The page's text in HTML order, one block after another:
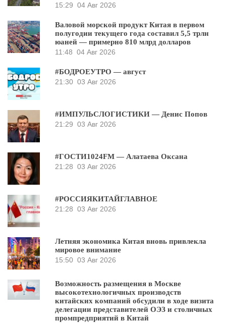
15:29 04 Авг 2026
Валовой морской продукт Китая в первом
полугодии текущего года составил 5,5 трлн
юаней — примерно 810 млрд долларов
11:48 04 Авг 2026
#БОДРОЕУТРО — август
21:30 03 Авг 2026
#ИМПУЛЬСЛОГИСТИКИ — Денис Попов
21:29 03 Авг 2026
#ГОСТИ1024FM — Алатаева Оксана
21:28 03 Авг 2026
#РОССИЯКИТАЙГЛАВНОЕ
21:28 03 Авг 2026
Летняя экономика Китая вновь привлекла
мировое внимание
15:50 03 Авг 2026
Возможность размещения в Москве
высокотехнологичных производств
китайских компаний обсудили в ходе визита
делегации представителей ОЭЗ и столичных
промпредприятий в Китай